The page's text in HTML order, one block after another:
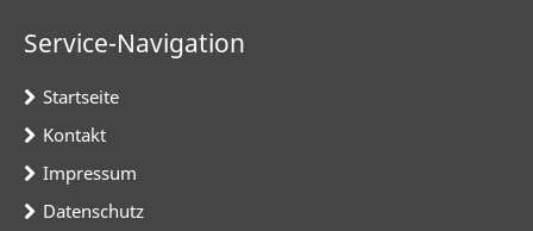
Service-Navigation
Startseite
Kontakt
Impressum
Datenschutz